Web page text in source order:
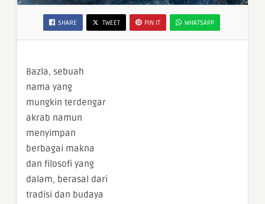
SHARE TWEET PIN IT WHATSAPP
Bazla, sebuah
nama yang
mungkin terdengar
akrab namun
menyimpan
berbagai makna
dan filosofi yang
dalam, berasal dari
tradisi dan budaya